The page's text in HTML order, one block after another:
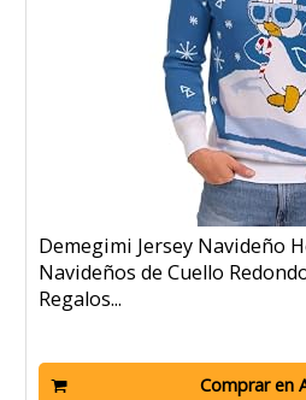
Demegimi Jersey Navideño
Navideños de Cuello
Regalos...
Comprar en